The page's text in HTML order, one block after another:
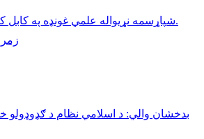
د FMIC شپاړسمه نړیواله علمي غونډه په کابل کې ترسره شوه.
۱۸ زمری
بدخشان والي: د اسلامي نظام د ګډوډولو